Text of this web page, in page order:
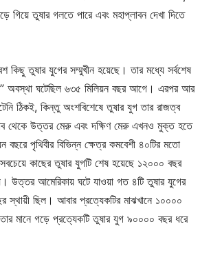
গিয়ে তুষার গলতে পারে এবং মহাপ্লাবন দেখা দিতে
কিছু তুষার যুগের সম্মুখীন হয়েছে। তার মধ্যে সর্বশেষ
ঘটেছিল ৬৩৫ মিলিয়ন বছর আগে। এরপর আর
ঠিকই, কিন্তু অংশবিশেষে তুষার যুগ তার রাজত্ব
থেকে উত্তর মেরু এবং দক্ষিণ মেরু এখনও মুক্ত হতে
বছরে পৃথিবীর বিভিন্ন ক্ষেত্র কমবেশী ৪০টির মতো
কাছের তুষার যুগটি শেষ হয়েছে ১২০০০ বছর
আমেরিকায় ঘটে যাওয়া গত ৪টি তুষার যুগের
স্থায়ী ছিল। আবার প্রত্যেকটির মাঝখানে ১০০০০
তার মানে গড়ে প্রত্যেকটি তুষার যুগ ৯০০০০ বছর ধরে